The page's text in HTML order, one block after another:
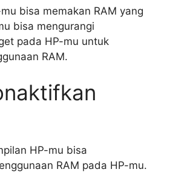
bisa memakan RAM yang
bisa mengurangi
pada HP-mu untuk
RAM.
HP-mu bisa
RAM pada HP-mu.